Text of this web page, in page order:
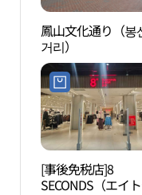
鳳山文化通り（봉
거리）
[事後免税店]8
SECONDS（エイ